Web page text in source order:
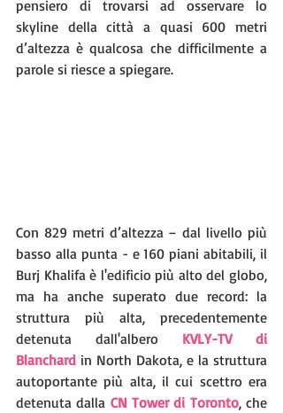
pensiero di trovarsi ad osservare lo
skyline della città a quasi 600 metri
d’altezza è qualcosa che difficilmente a
parole si riesce a spiegare.
Con 829 metri d’altezza – dal livello più
basso alla punta - e 160 piani abitabili, il
Burj Khalifa è l'edificio più alto del globo,
ma ha anche superato due record: la
struttura più alta, precedentemente
detenuta dall'albero KVLY-TV di
Blanchard in North Dakota, e la struttura
autoportante più alta, il cui scettro era
detenuta dalla CN Tower di Toronto, che